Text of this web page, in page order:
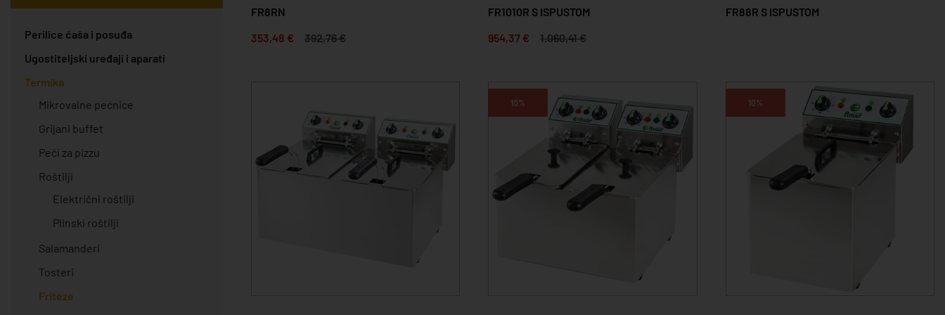
Perilice čaša i posuđa
Ugostiteljski uređaji i aparati
Termika
Mikrovalne pećnice
Grijani buffet
Peći za pizzu
Roštilji
Električni roštilji
Plinski roštilji
Salamanderi
Tosteri
Friteze
FR8RN
353,48 €
392,76 €
FR1010R S ISPUSTOM
954,37 €
1.060,41 €
FR88R S ISPUSTOM
10% 10%